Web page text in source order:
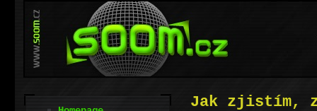
Jak zjistím,